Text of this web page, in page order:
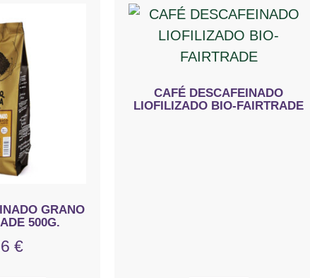
GRANO
500G.
€
CAFÉ DESCAFEINADO
LIOFILIZADO BIO-FAIRTRADE